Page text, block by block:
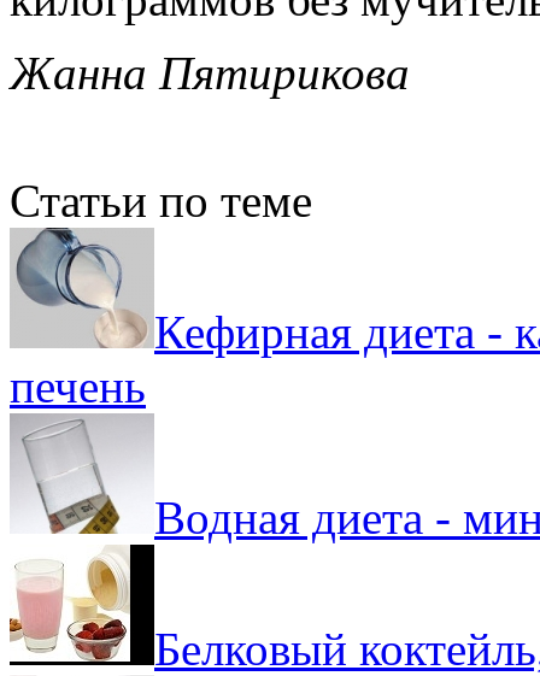
Жанна Пятирикова
Статьи по теме
Кефирная диета -
печень
Водная диета -
Белковый